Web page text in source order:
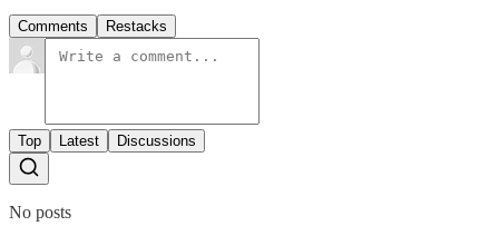
Comments Restacks
Top Latest Discussions
No posts